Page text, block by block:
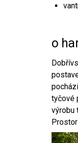
o
tyčové
výrobu